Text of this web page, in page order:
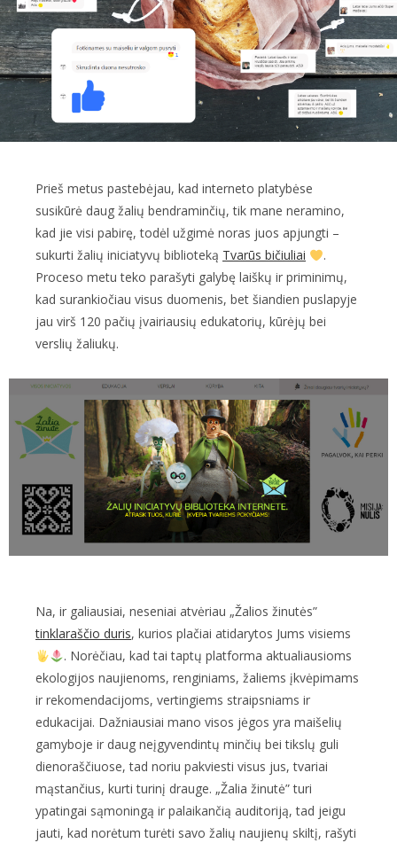
Prieš metus pastebėjau, kad interneto platybėse
susikūrė daug žalių bendraminčių, tik mane neramino,
kad jie visi pabirę, todėl užgimė noras juos apjungti –
sukurti žalių iniciatyvų biblioteką Tvarūs bičiuliai
.
Proceso metu teko parašyti galybę laiškų ir priminimų,
kad surankiočiau visus duomenis, bet šiandien puslapyje
jau virš 120 pačių įvairiausių edukatorių, kūrėjų bei
verslių žaliukų.
Na, ir galiausiai, neseniai atvėriau „Žalios žinutės”
tinklaraščio duris, kurios plačiai atidarytos Jums visiems
. Norėčiau, kad tai taptų platforma aktualiausioms
ekologijos naujienoms, renginiams, žaliems įkvėpimams
ir rekomendacijoms, vertingiems straipsniams ir
edukacijai. Dažniausiai mano visos jėgos yra maišelių
gamyboje ir daug neįgyvendintų minčių bei tikslų guli
dienoraščiuose, tad noriu pakviesti visus jus, tvariai
mąstančius, kurti turinį drauge. „Žalia žinutė” turi
ypatingai sąmoningą ir palaikančią auditoriją, tad jeigu
jauti, kad norėtum turėti savo žalių naujienų skiltį, rašyti